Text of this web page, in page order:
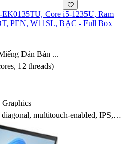
Core i5-1235U, Ram
PEN, W11SL, BẠC - Full Box
Dán Bàn ...
12 threads)
multitouch-enabled, IPS,
250 nits, 45% NTSC